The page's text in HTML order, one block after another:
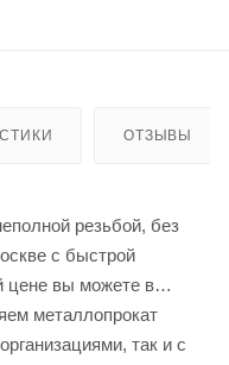
ОТЗЫВЫ
резьбой, без
с быстрой
цене вы можете в
металлопрокат
так и с